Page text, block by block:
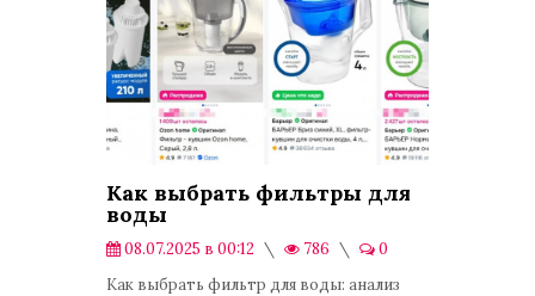
Как выбрать фильтры для
воды
08.07.2025 в 00:12 786
0
Публикации
Как выбрать фильтр для воды: анализ